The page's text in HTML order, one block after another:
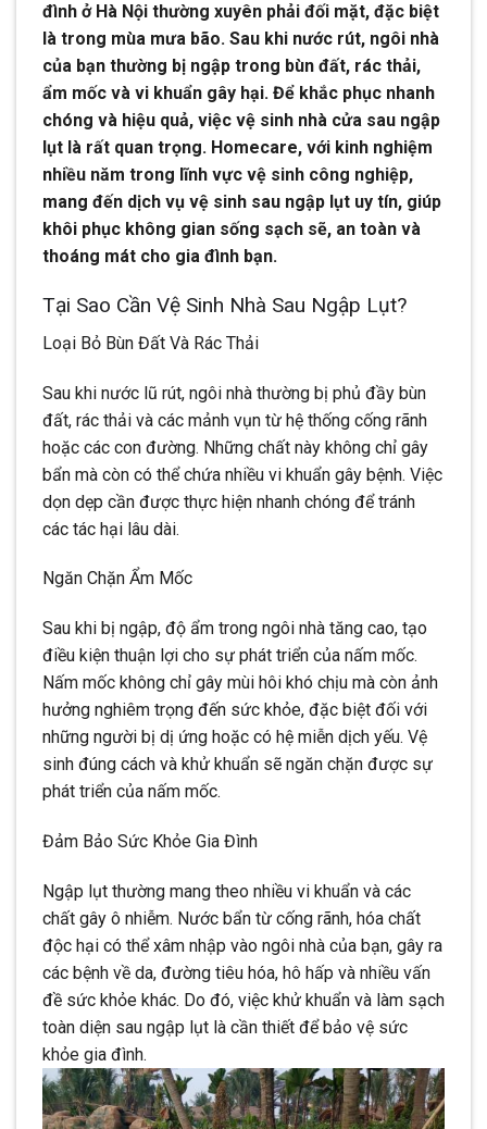
đình ở Hà Nội thường xuyên phải đối mặt, đặc biệt
là trong mùa mưa bão. Sau khi nước rút, ngôi nhà
của bạn thường bị ngập trong bùn đất, rác thải,
ẩm mốc và vi khuẩn gây hại. Để khắc phục nhanh
chóng và hiệu quả, việc vệ sinh nhà cửa sau ngập
lụt là rất quan trọng. Homecare, với kinh nghiệm
nhiều năm trong lĩnh vực vệ sinh công nghiệp,
mang đến dịch vụ vệ sinh sau ngập lụt uy tín, giúp
khôi phục không gian sống sạch sẽ, an toàn và
thoáng mát cho gia đình bạn.
Tại Sao Cần Vệ Sinh Nhà Sau Ngập Lụt?
Loại Bỏ Bùn Đất Và Rác Thải
Sau khi nước lũ rút, ngôi nhà thường bị phủ đầy bùn
đất, rác thải và các mảnh vụn từ hệ thống cống rãnh
hoặc các con đường. Những chất này không chỉ gây
bẩn mà còn có thể chứa nhiều vi khuẩn gây bệnh. Việc
dọn dẹp cần được thực hiện nhanh chóng để tránh
các tác hại lâu dài.
Ngăn Chặn Ẩm Mốc
Sau khi bị ngập, độ ẩm trong ngôi nhà tăng cao, tạo
điều kiện thuận lợi cho sự phát triển của nấm mốc.
Nấm mốc không chỉ gây mùi hôi khó chịu mà còn ảnh
hưởng nghiêm trọng đến sức khỏe, đặc biệt đối với
những người bị dị ứng hoặc có hệ miễn dịch yếu. Vệ
sinh đúng cách và khử khuẩn sẽ ngăn chặn được sự
phát triển của nấm mốc.
Đảm Bảo Sức Khỏe Gia Đình
Ngập lụt thường mang theo nhiều vi khuẩn và các
chất gây ô nhiễm. Nước bẩn từ cống rãnh, hóa chất
độc hại có thể xâm nhập vào ngôi nhà của bạn, gây ra
các bệnh về da, đường tiêu hóa, hô hấp và nhiều vấn
đề sức khỏe khác. Do đó, việc khử khuẩn và làm sạch
toàn diện sau ngập lụt là cần thiết để bảo vệ sức
khỏe gia đình.